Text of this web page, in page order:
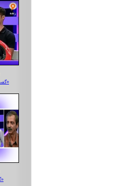
گفت‌وگو درباره «دوچرخه‌سواری کوهستان»
گفت‌وگو با قهرمانان «دوی کوهستان»